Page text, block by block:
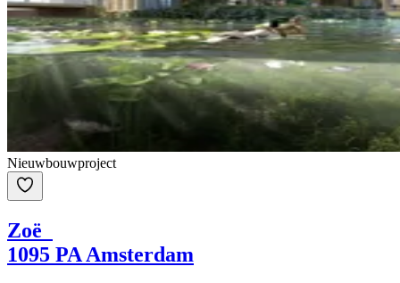
Nieuwbouwproject
Zoë
1095 PA Amsterdam